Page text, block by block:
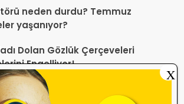
neden durdu? Temmuz
yaşanıyor?
Dolan Gözlük Çerçeveleri
Engelliyor!
X